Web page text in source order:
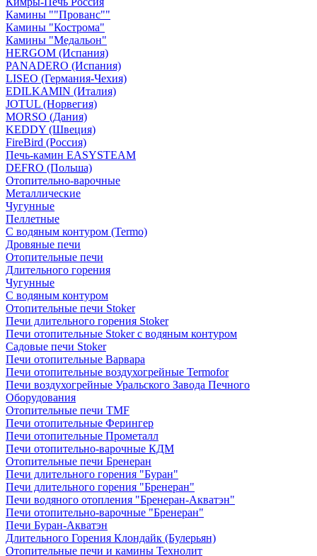
Камины ""Прованс""
Камины "Кострома"
Камины "Медальон"
HERGOM (Испания)
PANADERO (Испания)
LISEO (Германия-Чехия)
EDILKAMIN (Италия)
JOTUL (Норвегия)
MORSO (Дания)
KEDDY (Швеция)
FireBird (Россия)
Печь-камин EASYSTEAM
DEFRO (Польша)
Отопительно-варочные
Металлические
Чугунные
Пеллетные
С водяным контуром (Termo)
Дровяные печи
Отопительные печи
Длительного горения
Чугунные
C водяным контуром
Отопительные печи Stoker
Печи длительного горения Stoker
Печи отопительные Stoker с водяным контуром
Садовые печи Stoker
Печи отопительные Варвара
Печи отопительные воздухогрейные Termofor
Печи воздухогрейные Уральского Завода Печного
Оборудования
Отопительные печи TMF
Печи отопительные Ферингер
Печи отопительные Прометалл
Печи отопительно-варочные КДМ
Отопительные печи Бренеран
Печи длительного горения "Буран"
Печи длительного горения "Бренеран"
Печи водяного отопления "Бренеран-Акватэн"
Печи отопительно-варочные "Бренеран"
Печи Буран-Акватэн
Длительного Горения Клондайк (Булерьян)
Отопительные печи и камины Технолит